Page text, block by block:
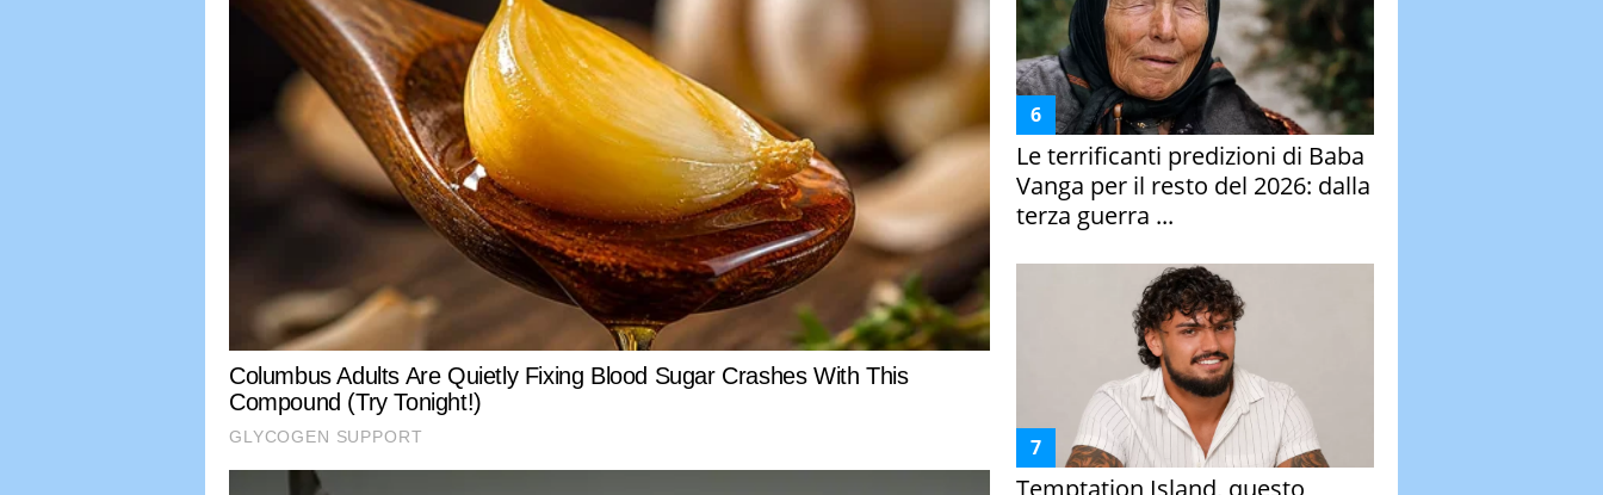
Le terrificanti predizioni di Baba
Vanga per il resto del 2026: dalla
terza guerra ...
Temptation Island, questo